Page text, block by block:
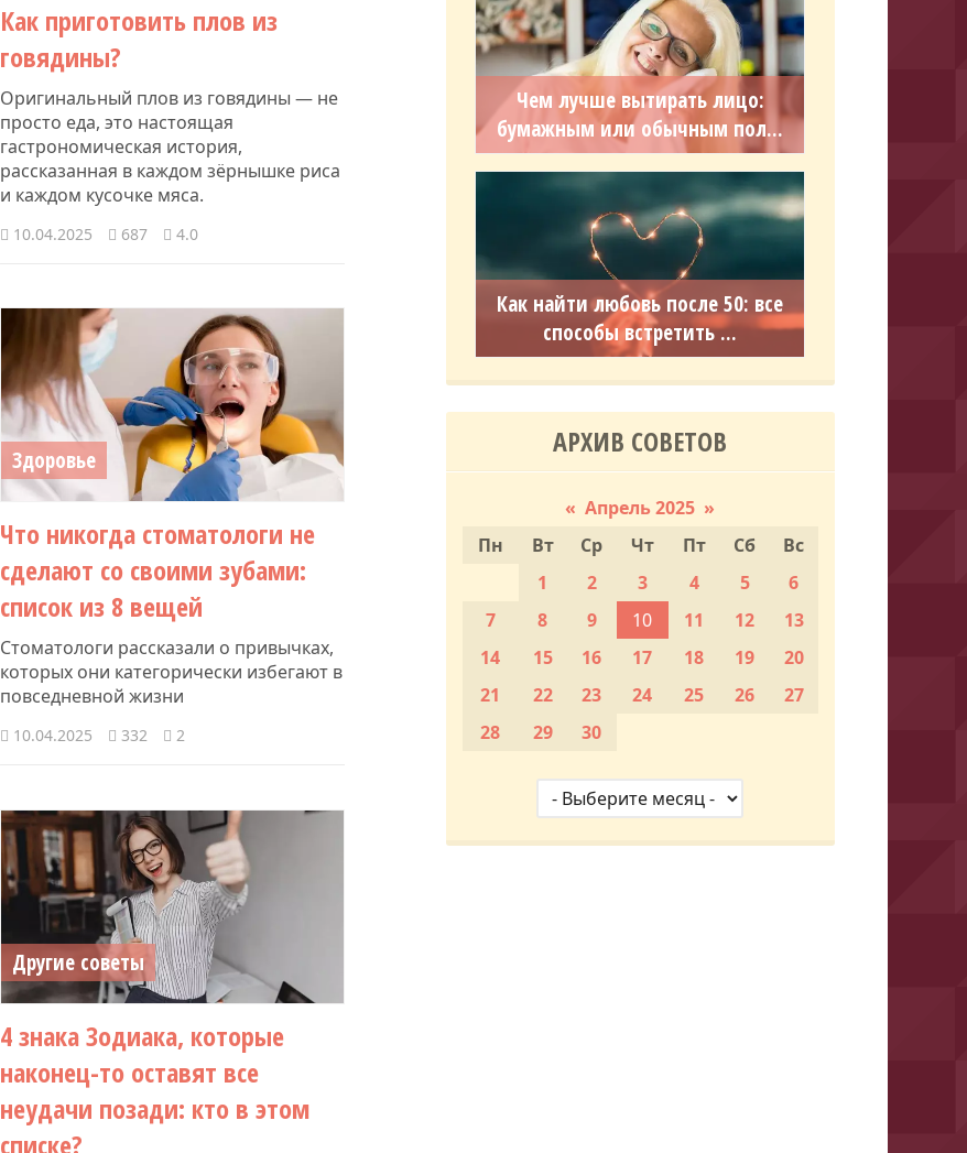
Как приготовить плов из
говядины?
Оригинальный плов из говядины — не
просто еда, это настоящая
гастрономическая история,
рассказанная в каждом зёрнышке риса
и каждом кусочке мяса.
10.04.2025 687 4.0
Здоровье
Что никогда стоматологи не
сделают со своими зубами:
список из 8 вещей
Стоматологи рассказали о привычках,
которых они категорически избегают в
повседневной жизни
10.04.2025 332 2
Другие советы
4 знака Зодиака, которые
наконец-то оставят все
неудачи позади: кто в этом
списке?
Чем лучше вытирать лицо:
бумажным или обычным пол...
Как найти любовь после 50: все
способы встретить ...
АРХИВ СОВЕТОВ
« Апрель 2025 »
Пн
Вт Ср Чт Пт Сб
Вс
1
2 3 4 5
6
7
8 9 10 11 12
13
14
15 16 17 18 19
20
21
22 23 24 25 26
27
28
29 30